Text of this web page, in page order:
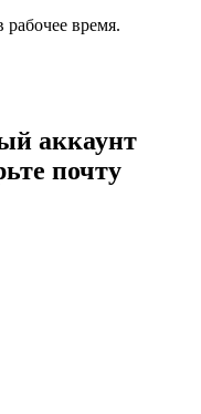
время.
аккаунт
почту